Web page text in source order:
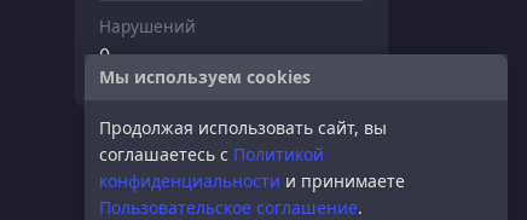
Нарушений
0
Мы используем cookies
Продолжая использовать сайт, вы
соглашаетесь с Политикой
конфиденциальности и принимаете
Пользовательское соглашение.